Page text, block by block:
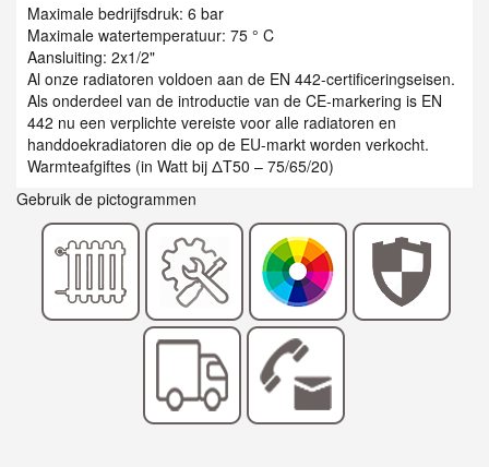
Maximale bedrijfsdruk: 6 bar
Maximale watertemperatuur: 75 ° C
Aansluiting: 2x1/2"
Al onze radiatoren voldoen aan de EN 442-certificeringseisen.
Als onderdeel van de introductie van de CE-markering is EN
442 nu een verplichte vereiste voor alle radiatoren en
handdoekradiatoren die op de EU-markt worden verkocht.
Warmteafgiftes (in Watt bij ΔT50 – 75/65/20)
Gebruik de pictogrammen